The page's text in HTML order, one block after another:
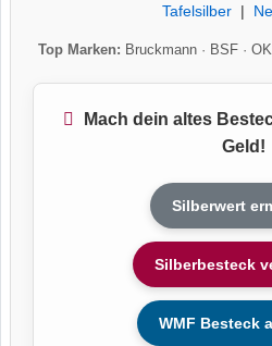
Tafelsilber|
Top Marken: Bruckmann· BSF·
Mach dein altes
Geld!
Silberwert
Silberbesteck
WMF Besteck